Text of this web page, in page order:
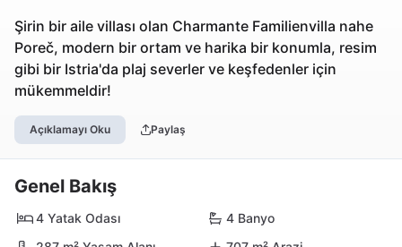
Şirin bir aile villası olan Charmante Familienvilla nahe
Poreč, modern bir ortam ve harika bir konumla, resim
gibi bir Istria'da plaj severler ve keşfedenler için
mükemmeldir!
Açıklamayı Oku Paylaş
Genel Bakış
4 Yatak Odası
4 Banyo